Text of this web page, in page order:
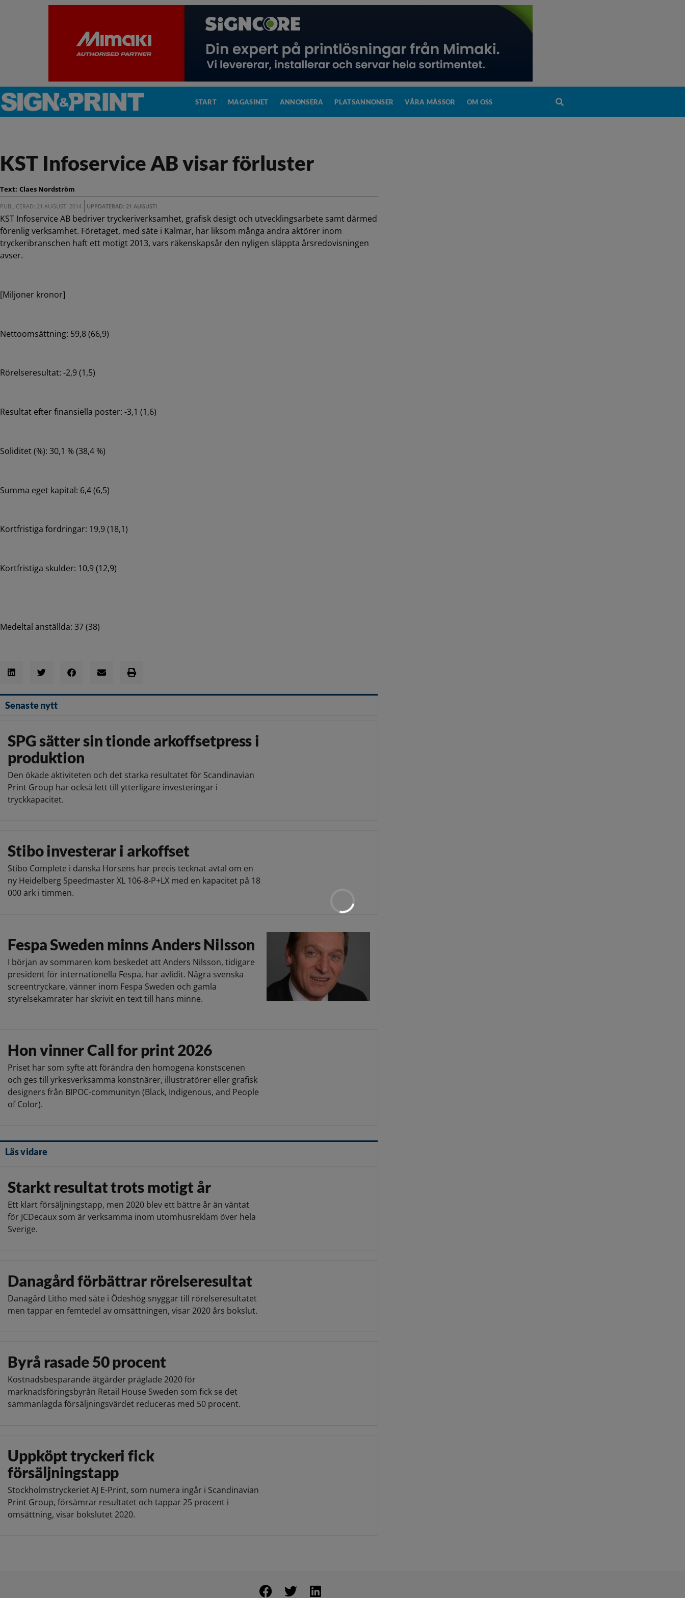
START MAGASINET ANNONSERA PLATSANNONSER VÅRA MÄSSOR OM OSS
KST Infoservice AB visar förluster
Text: Claes Nordström
PUBLICERAD: 21 AUGUSTI 2014 UPPDATERAD: 21 AUGUSTI
KST Infoservice AB bedriver tryckeriverksamhet, grafisk desigt och utvecklingsarbete samt därmed
förenlig verksamhet. Företaget, med säte i Kalmar, har liksom många andra aktörer inom
tryckeribranschen haft ett motigt 2013, vars räkenskapsår den nyligen släppta årsredovisningen
avser.
[Miljoner kronor]
Nettoomsättning: 59,8 (66,9)
Rörelseresultat: -2,9 (1,5)
Resultat efter finansiella poster: -3,1 (1,6)
Soliditet (%): 30,1 % (38,4 %)
Summa eget kapital: 6,4 (6,5)
Kortfristiga fordringar: 19,9 (18,1)
Kortfristiga skulder: 10,9 (12,9)
Medeltal anställda: 37 (38)
Senaste nytt
SPG sätter sin tionde arkoffsetpress i
produktion
Den ökade aktiviteten och det starka resultatet för Scandinavian
Print Group har också lett till ytterligare investeringar i
tryckkapacitet.
Stibo investerar i arkoffset
Stibo Complete i danska Horsens har precis tecknat avtal om en
ny Heidelberg Speedmaster XL 106-8-P+LX med en kapacitet på 18
000 ark i timmen.
Fespa Sweden minns Anders Nilsson
I början av sommaren kom beskedet att Anders Nilsson, tidigare
president för internationella Fespa, har avlidit. Några svenska
screentryckare, vänner inom Fespa Sweden och gamla
styrelsekamrater har skrivit en text till hans minne.
Hon vinner Call for print 2026
Priset har som syfte att förändra den homogena konstscenen
och ges till yrkesverksamma konstnärer, illustratörer eller grafisk
designers från BIPOC-communityn (Black, Indigenous, and People
of Color).
Läs vidare
Starkt resultat trots motigt år
Ett klart försäljningstapp, men 2020 blev ett bättre år än väntat
för JCDecaux som är verksamma inom utomhusreklam över hela
Sverige.
Danagård förbättrar rörelseresultat
Danagård Litho med säte i Ödeshög snyggar till rörelseresultatet
men tappar en femtedel av omsättningen, visar 2020 års bokslut.
Byrå rasade 50 procent
Kostnadsbesparande åtgärder präglade 2020 för
marknadsföringsbyrån Retail House Sweden som fick se det
sammanlagda försäljningsvärdet reduceras med 50 procent.
Uppköpt tryckeri fick
försäljningstapp
Stockholmstryckeriet AJ E-Print, som numera ingår i Scandinavian
Print Group, försämrar resultatet och tappar 25 procent i
omsättning, visar bokslutet 2020.